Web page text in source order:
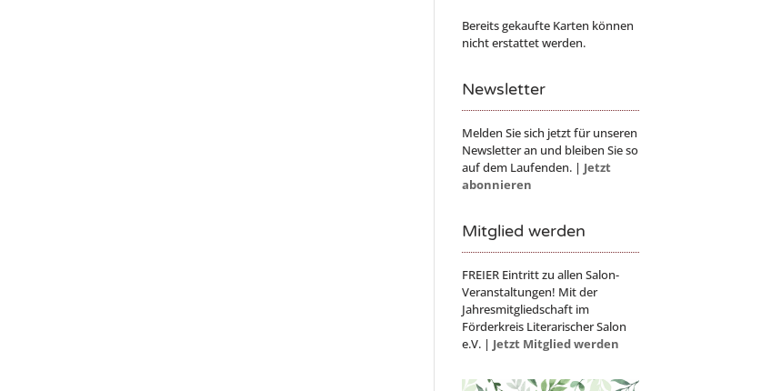
Bereits gekaufte Karten können
nicht erstattet werden.
Newsletter
Melden Sie sich jetzt für unseren
Newsletter an und bleiben Sie so
auf dem Laufenden. | Jetzt
abonnieren
Mitglied werden
FREIER Eintritt zu allen Salon-
Veranstaltungen! Mit der
Jahresmitgliedschaft im
Förderkreis Literarischer Salon
e.V. | Jetzt Mitglied werden